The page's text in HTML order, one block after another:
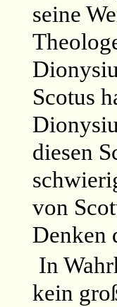
seine
Scotus
diesen
von
Denken
In
kein